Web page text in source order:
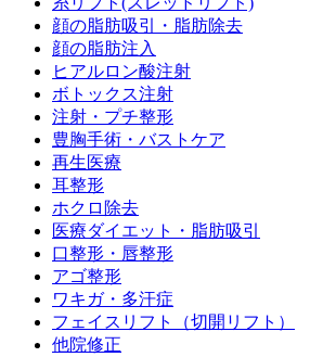
顔の脂肪吸引・脂肪除去
顔の脂肪注入
ヒアルロン酸注射
ボトックス注射
注射・プチ整形
豊胸手術・バストケア
再生医療
耳整形
ホクロ除去
医療ダイエット・脂肪吸引
口整形・唇整形
アゴ整形
ワキガ・多汗症
フェイスリフト（切開リフト）
他院修正